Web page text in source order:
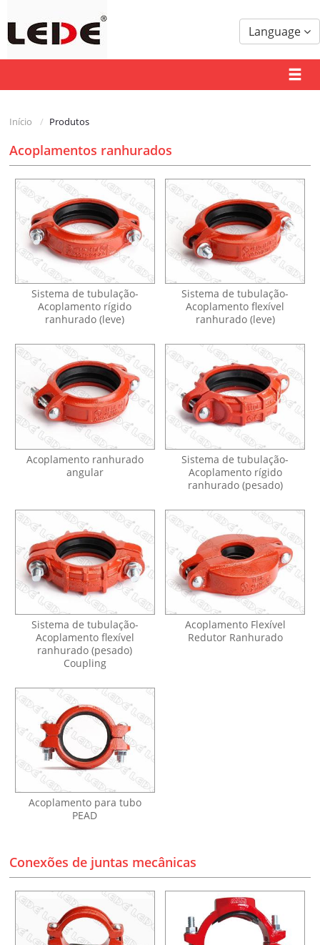
Language
Início Produtos
Acoplamentos ranhurados
Sistema de tubulação-
Acoplamento rígido
ranhurado (leve)
Sistema de tubulação-
Acoplamento flexível
ranhurado (leve)
Acoplamento ranhurado
angular
Sistema de tubulação-
Acoplamento rígido
ranhurado (pesado)
Sistema de tubulação-
Acoplamento flexível
ranhurado (pesado)
Coupling
Acoplamento Flexível
Redutor Ranhurado
Acoplamento para tubo
PEAD
Conexões de juntas mecânicas